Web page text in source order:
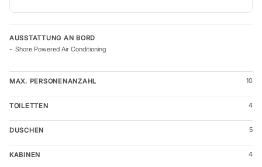
AUSSTATTUNG AN BORD
Shore Powered Air Conditioning
MAX. PERSONENANZAHL 10
TOILETTEN 4
DUSCHEN 5
KABINEN 4